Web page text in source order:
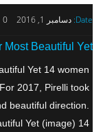
Date: دسامبر 1, 2016 0
Most Beautiful Yet
Yet 14 women
For 2017, Pirelli took
beautiful direction.
Yet (image) 14